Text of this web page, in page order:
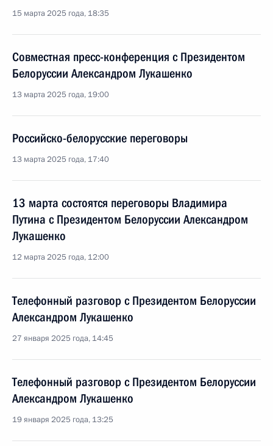
15 марта 2025 года, 18:35
Совместная пресс-конференция с Президентом
Белоруссии Александром Лукашенко
13 марта 2025 года, 19:00
Российско-белорусские переговоры
13 марта 2025 года, 17:40
13 марта состоятся переговоры Владимира
Путина с Президентом Белоруссии Александром
Лукашенко
12 марта 2025 года, 12:00
Телефонный разговор с Президентом Белоруссии
Александром Лукашенко
27 января 2025 года, 14:45
Телефонный разговор с Президентом Белоруссии
Александром Лукашенко
19 января 2025 года, 13:25